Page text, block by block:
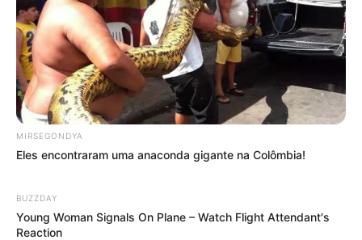
MIRSEGONDYA
Eles encontraram uma anaconda gigante na Colômbia!
BUZZDAY
Young Woman Signals On Plane – Watch Flight Attendant's
Reaction